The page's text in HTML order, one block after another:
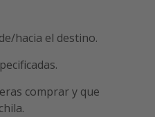
hacia el destino.
comprar y que